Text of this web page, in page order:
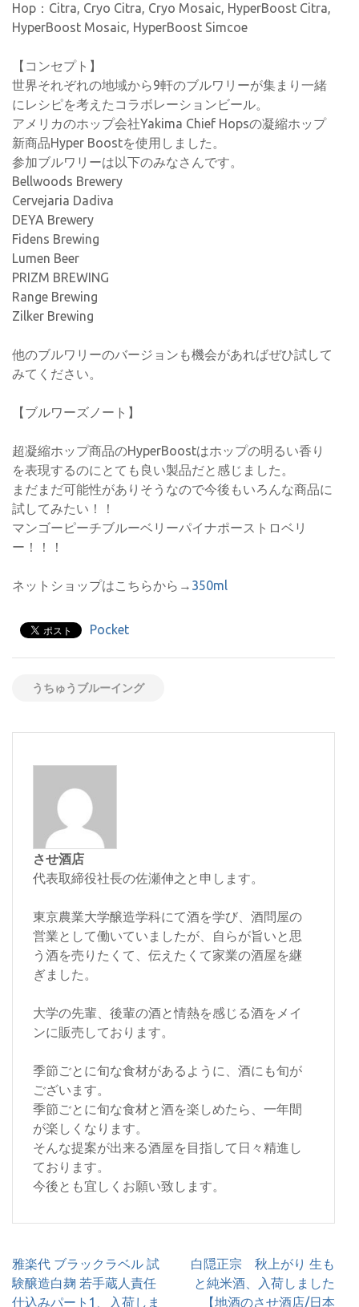
Hop：Citra, Cryo Citra, Cryo Mosaic, HyperBoost Citra,
HyperBoost Mosaic, HyperBoost Simcoe
【コンセプト】
世界それぞれの地域から9軒のブルワリーが集まり一緒
にレシピを考えたコラボレーションビール。
アメリカのホップ会社Yakima Chief Hopsの凝縮ホップ
新商品Hyper Boostを使用しました。
参加ブルワリーは以下のみなさんです。
Bellwoods Brewery
Cervejaria Dadiva
DEYA Brewery
Fidens Brewing
Lumen Beer
PRIZM BREWING
Range Brewing
Zilker Brewing
他のブルワリーのバージョンも機会があればぜひ試して
みてください。
【ブルワーズノート】
超凝縮ホップ商品のHyperBoostはホップの明るい香り
を表現するのにとても良い製品だと感じました。
まだまだ可能性がありそうなので今後もいろんな商品に
試してみたい！！
マンゴーピーチブルーベリーパイナポーストロベリ
ー！！！
ネットショップはこちらから→ 350ml
Pocket
うちゅうブルーイング
させ酒店
代表取締役社長の佐瀬伸之と申します。
東京農業大学醸造学科にて酒を学び、酒問屋の
営業として働いていましたが、自らが旨いと思
う酒を売りたくて、伝えたくて家業の酒屋を継
ぎました。
大学の先輩、後輩の酒と情熱を感じる酒をメイ
ンに販売しております。
季節ごとに旬な食材があるように、酒にも旬が
ございます。
季節ごとに旬な食材と酒を楽しめたら、一年間
が楽しくなります。
そんな提案が出来る酒屋を目指して日々精進し
ております。
今後とも宜しくお願い致します。
投
稿
ナ
雅楽代 ブラックラベル 試
験醸造白麹 若手蔵人責任
仕込みパート1、入荷しま
白隠正宗 秋上がり 生も
と純米酒、入荷しました
【地酒のさせ酒店/日本